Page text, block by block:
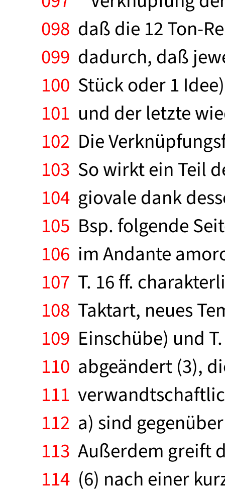
098 daß die 12 Ton-
099 dadurch, daß
100 Stück oder 1
101 und der letzte
102 Die
103 So wirkt ein Teil
104 giovale dank
105 Bsp. folgende
106 im Andante
107 T. 16 ff.
108 Taktart, neues
109 Einschübe) und
110 abgeändert (3),
111
112 a) sind
113 Außerdem greift
114 (6) nach einer